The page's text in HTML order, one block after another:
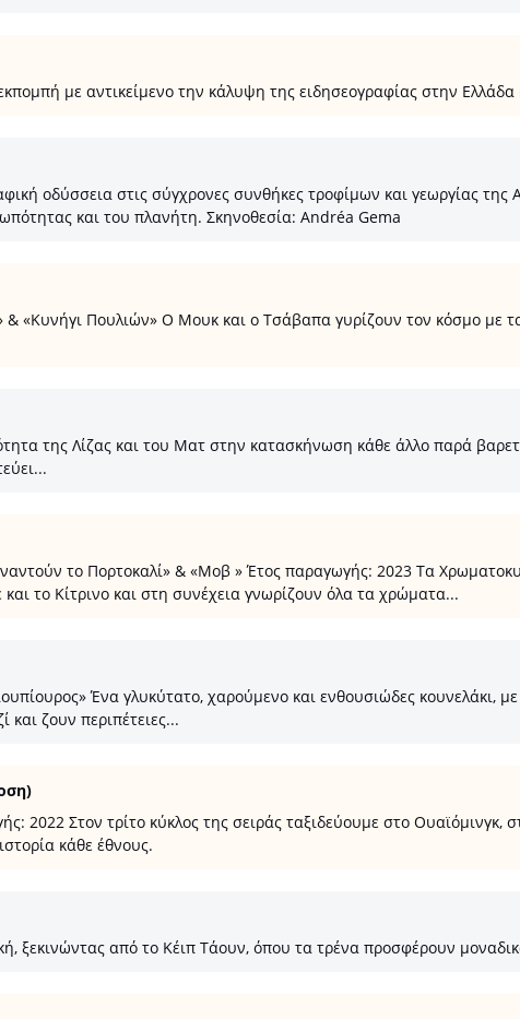
με αντικείμενο την κάλυψη της ειδησεογραφίας στην Ελλάδα
οδύσσεια στις σύγχρονες συνθήκες τροφίμων και γεωργίας
και του πλανήτη. Σκηνοθεσία: Andréa Gema
«Κυνήγι Πουλιών» O Mουκ και ο Τσάβαπα γυρίζουν τον κόσμο με
της Λίζας και του Ματ στην κατασκήνωση κάθε άλλο παρά
το Πορτοκαλί» & «Μοβ » Έτος παραγωγής: 2023 Τα
το Κίτρινο και στη συνέχεια γνωρίζουν όλα τα χρώματα...
Ένα γλυκύτατο, χαρούμενο και ενθουσιώδες κουνελάκι,
ζουν περιπέτειες...
2022 Στον τρίτο κύκλος της σειράς ταξιδεύουμε στο Ουαϊόμινγκ,
κάθε έθνους.
ξεκινώντας από το Κέιπ Τάουν, όπου τα τρένα προσφέρουν